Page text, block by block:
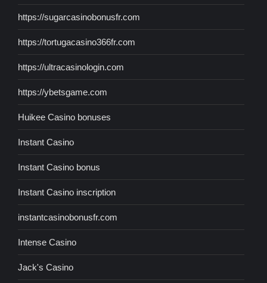
https://sugarcasinobonusfr.com
https://tortugacasino366fr.com
https://ultracasinologin.com
https://ybetsgame.com
Huikee Casino bonuses
Instant Casino
Instant Casino bonus
Instant Casino inscription
instantcasinobonusfr.com
Intense Casino
Jack's Casino